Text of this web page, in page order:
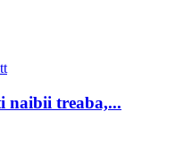
naibii treaba,...